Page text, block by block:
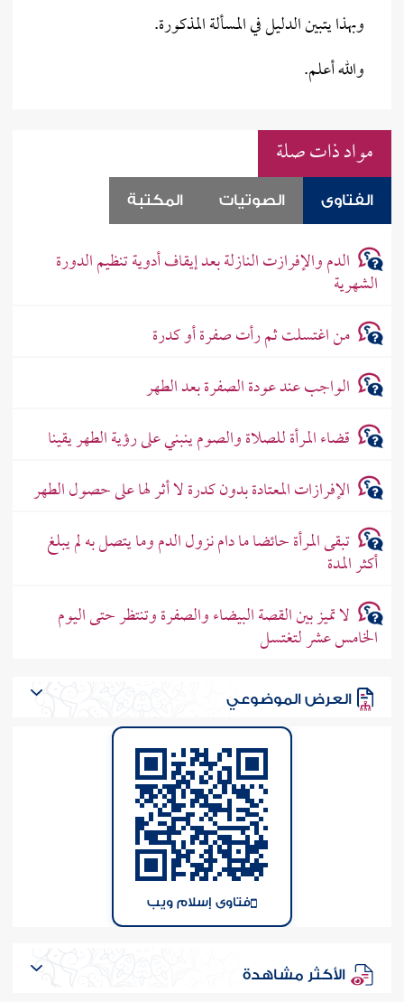
وبهذا يتبين الدليل في المسألة المذكورة.
والله أعلم.
مواد ذات صلة
الفتاوى الصوتيات المكتبة
الدم والإفرازت النازلة بعد إيقاف أدوية تنظيم الدورة
الشهرية
من اغتسلت ثم رأت صفرة أو كدرة
الواجب عند عودة الصفرة بعد الطهر
قضاء المرأة للصلاة والصوم ينبني على رؤية الطهر يقينا
الإفرازات المعتادة بدون كدرة لا أثر لها على حصول الطهر
تبقى المرأة حائضا ما دام نزول الدم وما يتصل به لم يبلغ
أكثر المدة
لا تميز بين القصة البيضاء والصفرة وتنتظر حتى اليوم
الخامس عشر لتغتسل
العرض الموضوعي
فتاوى إسلام ويب
الأكثر مشاهدة